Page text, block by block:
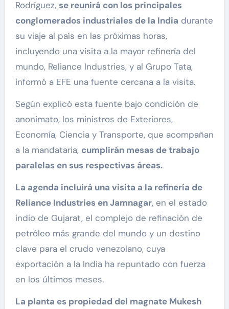
Rodríguez, se reunirá con los principales
conglomerados industriales de la India durante
su viaje al país en las próximas horas,
incluyendo una visita a la mayor refinería del
mundo, Reliance Industries, y al Grupo Tata,
informó a EFE una fuente cercana a la visita.
Según explicó esta fuente bajo condición de
anonimato, los ministros de Exteriores,
Economía, Ciencia y Transporte, que acompañan
a la mandataria, cumplirán mesas de trabajo
paralelas en sus respectivas áreas.
La agenda incluirá una visita a la refinería de
Reliance Industries en Jamnagar, en el estado
indio de Gujarat, el complejo de refinación de
petróleo más grande del mundo y un destino
clave para el crudo venezolano, cuya
exportación a la India ha repuntado con fuerza
en los últimos meses.
La planta es propiedad del magnate Mukesh